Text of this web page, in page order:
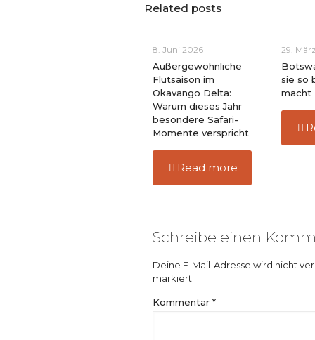
Related posts
8. Juni 2026
Außergewöhnliche
Flutsaison im
Okavango Delta:
Warum dieses Jahr
besondere Safari-
Momente verspricht
Read more
29.
sie so
macht
Schreibe einen
Deine E-Mail-Adresse wird nicht
markiert
Kommentar *